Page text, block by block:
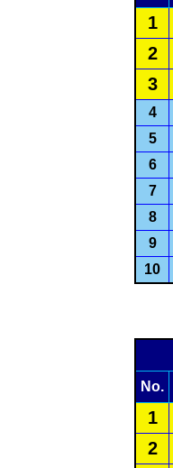
1
2
3
4
5
6
7
8
9
10
No.
1
2